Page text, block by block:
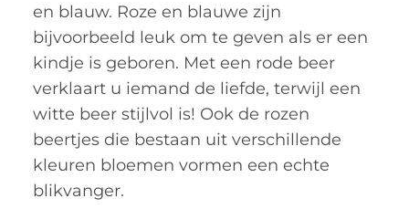
en blauw. Roze en blauwe zijn
bijvoorbeeld leuk om te geven als er een
kindje is geboren. Met een rode beer
verklaart u iemand de liefde, terwijl een
witte beer stijlvol is! Ook de rozen
beertjes die bestaan uit verschillende
kleuren bloemen vormen een echte
blikvanger.